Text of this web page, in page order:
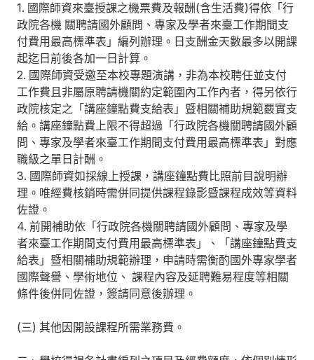
1. 國際師資來臺授課之機票費及報酬(含生活費)得依「行
政院各機 關聘請國外顧問、專家及學者來臺工作期間支
付費用最高標準表」編列辦理。日支酬金天數最多以開課
起迄日前後各加一日計算。
2. 國際師資受邀至本校專題演講，非為本校聘任並支付
工作費且非屬原聘請機關約定範圍內工作內者，得另依行
政院核定之「講座鐘點費支給表」暨相關補助規範覈實支
給。講座鐘點費上限不得超過「行政院各機關聘請國外顧
問、專家及學者來臺工作期間支付費用最高標準表」對應
職級之單日計酬。
3. 國際師資如採線上授課，講座鐘點費比照前目說明辦
理。唯經費核銷時需併同提供課程錄影暨課程成效等資料
佐證。
4. 前開補助依「行政院各機關聘請國外顧問、專家及學
者來臺工作期間支付費用最高標準表」、「講座鐘點費支
給表」暨相關補助規範辦理，申請時需衡酌國外專家學者
國際聲譽、學術地位、 課程內容及延聘難易程度等相關
條件後併同佐證，簽請同意後辦理。
(三) 其他因開設課程所需業務費。